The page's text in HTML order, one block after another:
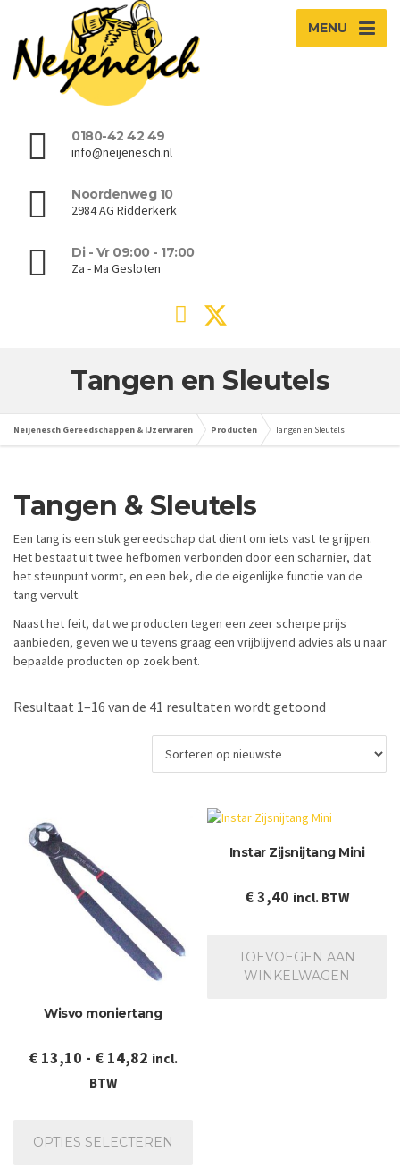
MENU
0180-42 42 49
info@neijenesch.nl
Noordenweg 10
2984 AG Ridderkerk
Di - Vr 09:00 - 17:00
Za - Ma Gesloten
Tangen en Sleutels
Neijenesch Gereedschappen & IJzerwaren Producten Tangen en Sleutels
Tangen & Sleutels
Een tang is een stuk gereedschap dat dient om iets vast te grijpen.
Het bestaat uit twee hefbomen verbonden door een scharnier, dat
het steunpunt vormt, en een bek, die de eigenlijke functie van de
tang vervult.
Naast het feit, dat we producten tegen een zeer scherpe prijs
aanbieden, geven we u tevens graag een vrijblijvend advies als u naar
bepaalde producten op zoek bent.
Resultaat 1–16 van de 41 resultaten wordt getoond
nieuwste
Wisvo moniertang
€13,10 - €14,82Prijsklasse:
incl.
BTW
OPTIES SELECTEREN
Instar Zijsnijtang Mini
€3,40 incl. BTW
TOEVOEGEN AAN
WINKELWAGEN